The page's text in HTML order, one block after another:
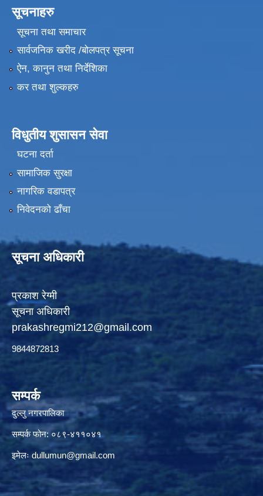
सूचनाहरु
सूचना तथा समाचार
सार्वजनिक खरीद /बोलपत्र सूचना
ऐन, कानुन तथा निर्देशिका
कर तथा शुल्कहरु
विधुतीय शुसासन सेवा
घटना दर्ता
सामाजिक सुरक्षा
नागरिक वडापत्र
निवेदनको ढाँचा
सूचना अधिकारी
प्रकाश रेग्मी
सूचना अधिकारी
prakashregmi212@gmail.com
9844872813
सम्पर्क
दुल्लु नगरपालिका
सम्पर्क फोन: ०८९-४११०४१
इमेलःdullumun@gmail.com